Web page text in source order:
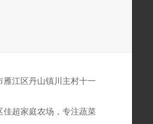
雁江区丹山镇川主村十一
佳超家庭农场，专注蔬菜